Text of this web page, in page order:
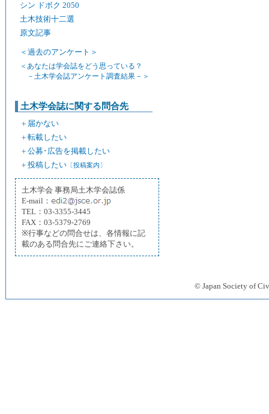
シン ドボク 2050
土木技術十二選
原文記事
＜過去のアンケート＞
＜あなたは学会誌をどう思っている？
－土木学会誌アンケート調査結果－＞
土木学会誌に関する問合先
＋ 届かない
＋ 転載したい
＋ 公募･広告を掲載したい
＋ 投稿したい 〔投稿案内〕
土木学会 事務局土木学会誌係
E-mail：
TEL：03-3355-3445
FAX：03-5379-2769
※行事などの問合せは、各情報に記
載のある問合先にご連絡下さい。
© Japan Society of